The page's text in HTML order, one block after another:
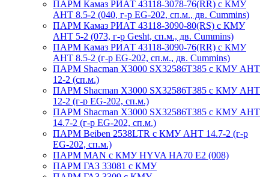
ПАРМ Камаз РИАТ 43118-3078-76(RR) с КМУ
АНТ 8.5-2 (040, г-р EG-202, сп.м., дв. Cummins)
ПАРМ Камаз РИАТ 43118-3090-80(RS) с КМУ
АНТ 5-2 (073, г-р Gesht, сп.м., дв. Cummins)
ПАРМ Камаз РИАТ 43118-3090-76(RR) с КМУ
АНТ 8.5-2 (г-р EG-202, сп.м., дв. Cummins)
ПАРМ Shacman X3000 SX32586T385 с КМУ АНТ
12-2 (сп.м.)
ПАРМ Shacman X3000 SX32586T385 с КМУ АНТ
12-2 (г-р EG-202, сп.м.)
ПАРМ Shacman X3000 SX32586T385 с КМУ АНТ
14.7-2 (г-р EG-202, сп.м.)
ПАРМ Beiben 2538LTR с КМУ АНТ 14.7-2 (г-р
EG-202, сп.м.)
ПАРМ MAN с КМУ HYVA HA70 E2 (008)
ПАРМ ГАЗ 33081 с КМУ